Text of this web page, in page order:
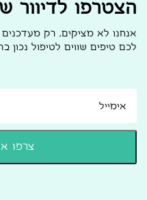
הצטרפו לדיוור
אנחנו לא מציקים, רק
לכם טיפים שווים לטיפול נכון